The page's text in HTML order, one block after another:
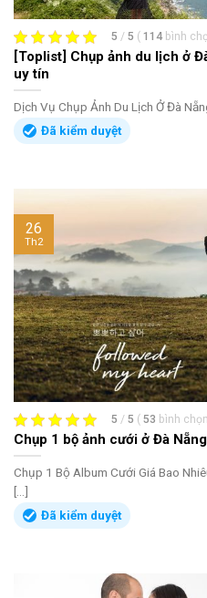
5 / 5 ( 114 bình
[Toplist] Chụp ảnh du lịch ở
uy tín
Dịch Vụ Chụp Ảnh Du Lịch Ở Đà
Đã kiểm duyệt
5 / 5 ( 53 bình chọn
Chụp 1 bộ ảnh cưới ở Đà
Chụp 1 Bộ Album Cưới Giá Bao
[...]
Đã kiểm duyệt
26
Th2